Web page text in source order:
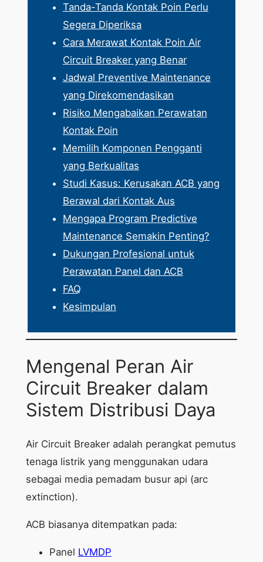
Tanda-Tanda Kontak Poin Perlu
Segera Diperiksa
Cara Merawat Kontak Poin Air
Circuit Breaker yang Benar
Jadwal Preventive Maintenance
yang Direkomendasikan
Risiko Mengabaikan Perawatan
Kontak Poin
Memilih Komponen Pengganti
yang Berkualitas
Studi Kasus: Kerusakan ACB yang
Berawal dari Kontak Aus
Mengapa Program Predictive
Maintenance Semakin Penting?
Dukungan Profesional untuk
Perawatan Panel dan ACB
FAQ
Kesimpulan
Mengenal Peran Air
Circuit Breaker dalam
Sistem Distribusi Daya
Air Circuit Breaker adalah perangkat pemutus
tenaga listrik yang menggunakan udara
sebagai media pemadam busur api (arc
extinction).
ACB biasanya ditempatkan pada:
Panel LVMDP